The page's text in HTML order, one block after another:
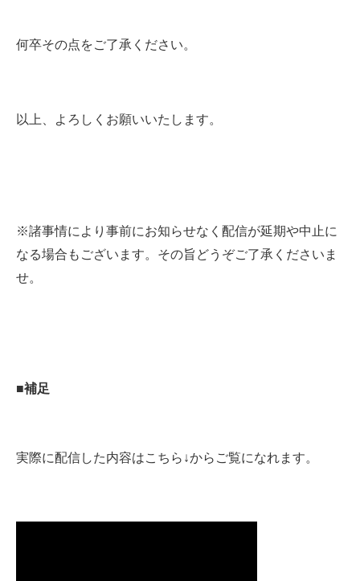
何卒その点をご了承ください。
以上、よろしくお願いいたします。
※諸事情により事前にお知らせなく配信が延期や中止に
なる場合もございます。その旨どうぞご了承くださいま
せ。
■補足
実際に配信した内容はこちら↓からご覧になれます。